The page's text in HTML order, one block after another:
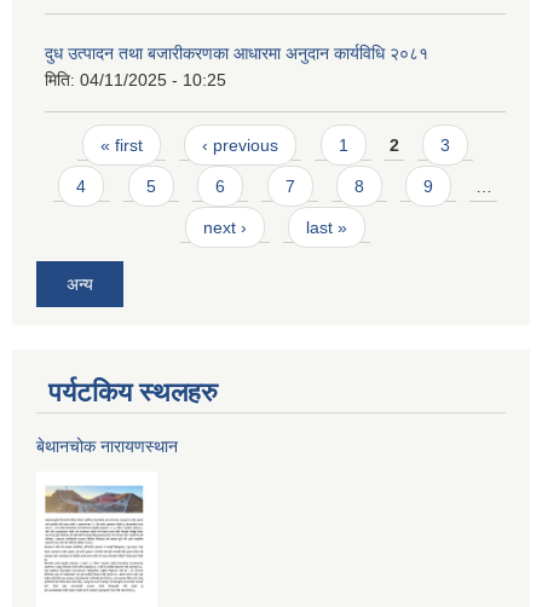
दुध उत्पादन तथा बजारीकरणका आधारमा अनुदान कार्यविधि २०८१
मिति: 04/11/2025 - 10:25
Pages
« first ‹ previous 1 2 3
4 5 6 7 8 9 …
next › last »
अन्य
पर्यटकिय स्थलहरु
बेथानचोक नारायणस्थान